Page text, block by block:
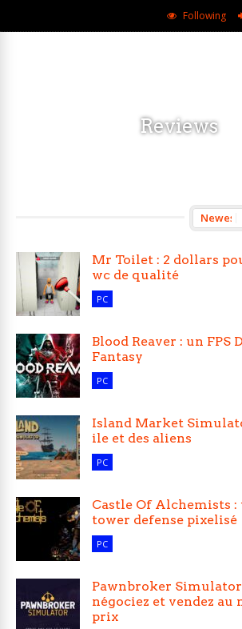
Following
Reviews
Mr Toilet : 2 dollars
wc de qualité
PC
Blood Reaver : un FPS
Fantasy
PC
Island Market
ile et des aliens
PC
Castle Of Alchemists :
tower defense pixelisé
PC
Pawnbroker Simulator
négociez et vendez au
prix